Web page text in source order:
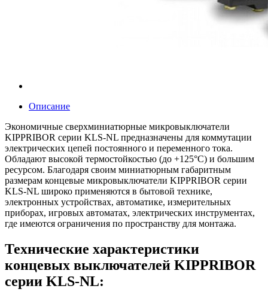
Описание
Экономичные сверхминиатюрные микровыключатели
KIPPRIBOR серии KLS-NL предназначены для коммутации
электрических цепей постоянного и переменного тока.
Обладают высокой термостойкостью (до +125°С) и большим
ресурсом. Благодаря своим миниатюрным габаритным
размерам концевые микровыключатели KIPPRIBOR серии
KLS-NL широко применяются в бытовой технике,
электронных устройствах, автоматике, измерительных
приборах, игровых автоматах, электрических инструментах,
где имеются ограничения по пространству для монтажа.
Технические характеристики
концевых выключателей KIPPRIBOR
серии KLS-NL: